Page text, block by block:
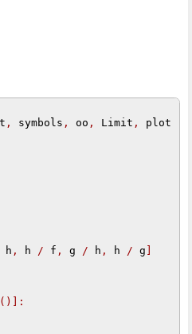
, symbols , oo , Limit , plot
h , h / f , g / h , h / g ]
()]: